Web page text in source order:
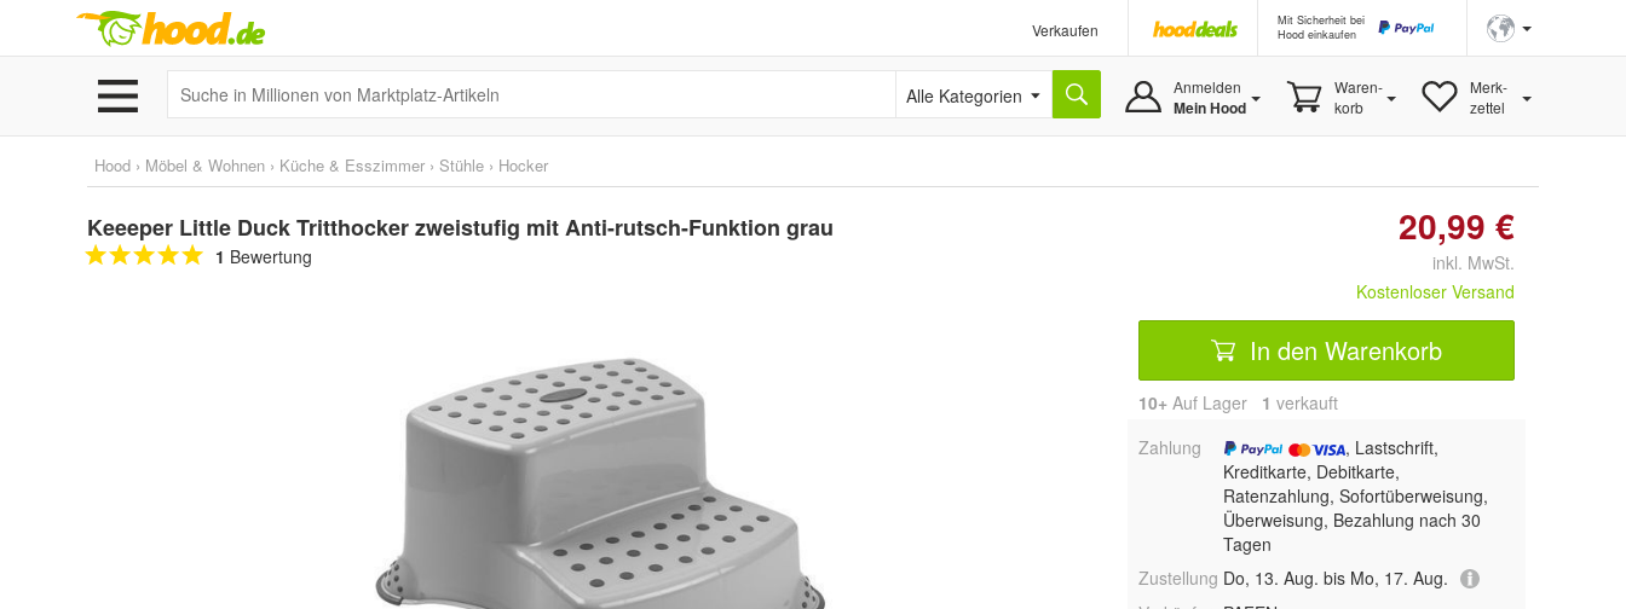
Verkaufen
Mit Sicherheit bei
Hood einkaufen
Alle Kategorien Anmelden
Mein Hood
Waren-
korb
Merk-
zettel
Hood › Möbel & Wohnen › Küche & Esszimmer › Stühle › Hocker
Keeeper Little Duck Tritthocker zweistufig mit Anti-rutsch-Funktion grau
1 Bewertung
20,99 €
inkl. MwSt.
Kostenloser Versand
In den Warenkorb
10+ Auf Lager 1 verkauft
Zahlung
, Lastschrift,
Kreditkarte, Debitkarte,
Ratenzahlung, Sofortüberweisung,
Überweisung, Bezahlung nach 30
Tagen
Zustellung Do, 13. Aug. bis Mo, 17. Aug.